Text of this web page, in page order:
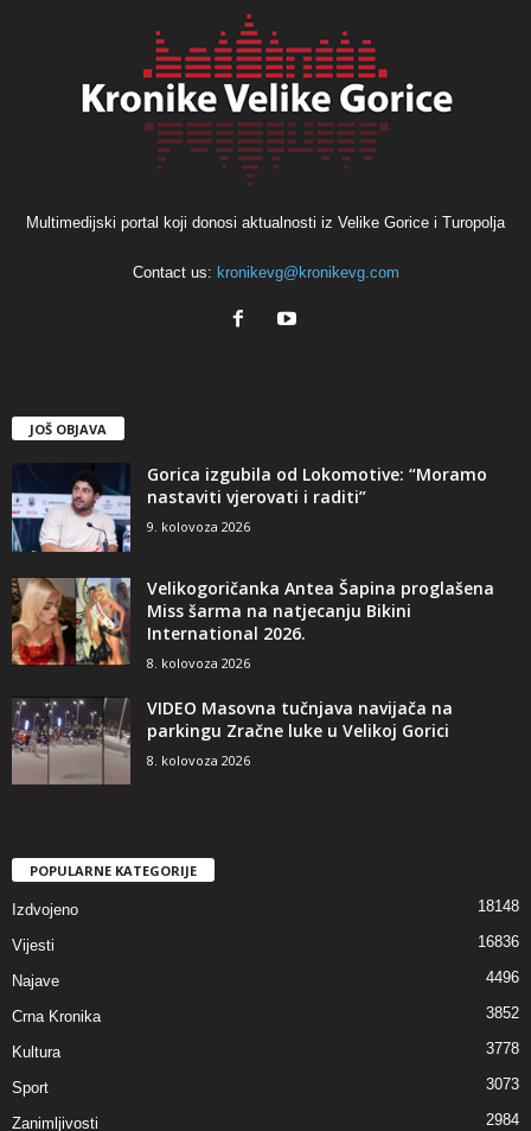
Multimedijski portal koji donosi aktualnosti iz Velike Gorice i Turopolja
Contact us: kronikevg@kronikevg.com
JOŠ OBJAVA
Gorica izgubila od Lokomotive: “Moramo
nastaviti vjerovati i raditi”
9. kolovoza 2026
Velikogoričanka Antea Šapina proglašena
Miss šarma na natjecanju Bikini
International 2026.
8. kolovoza 2026
VIDEO Masovna tučnjava navijača na
parkingu Zračne luke u Velikoj Gorici
8. kolovoza 2026
POPULARNE KATEGORIJE
Izdvojeno 18148
Vijesti 16836
Najave 4496
Crna Kronika 3852
Kultura 3778
Sport 3073
Zanimljivosti 2984